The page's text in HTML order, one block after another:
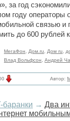
за год
году операторы
связью и
до 600
МегаФон Дом.ru Дом ru
Влад Вольфсон
Андрей
Автор:
баранки → Два